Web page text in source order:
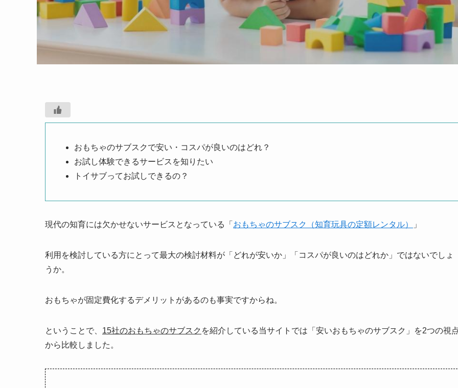
おもちゃのサブスクで安い・コスパが良いのはどれ？
お試し体験できるサービスを知りたい
トイサブってお試しできるの？
現代の知育には欠かせないサービスとなっている「 おもちゃのサブスク（知育玩具の定額レンタル） 」
利用を検討している方にとって最大の検討材料が「どれが安いか」「コスパが良いのはどれか」ではないでしょ
うか。
おもちゃが固定費化するデメリットがあるのも事実ですからね。
ということで、 15社のおもちゃのサブスク を紹介している当サイトでは「安いおもちゃのサブスク」を2つの視
から比較しました。